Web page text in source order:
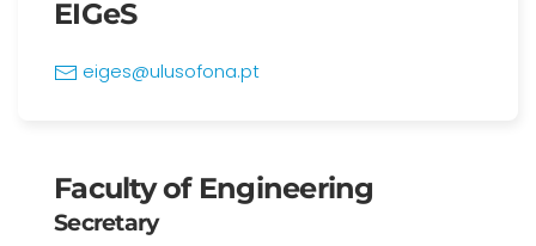
EIGeS
eiges@ulusofona.pt
Faculty of Engineering
Secretary